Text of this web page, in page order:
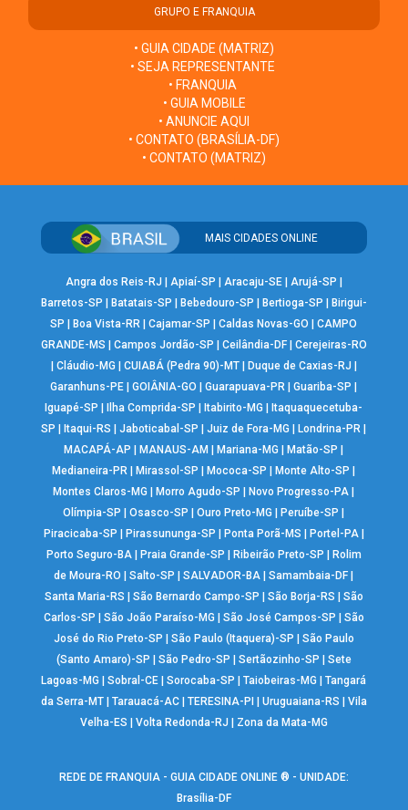
GRUPO E FRANQUIA
• GUIA CIDADE (MATRIZ)
• SEJA REPRESENTANTE
• FRANQUIA
• GUIA MOBILE
• ANUNCIE AQUI
• CONTATO (BRASÍLIA-DF)
• CONTATO (MATRIZ)
MAIS CIDADES ONLINE
Angra dos Reis-RJ Apiaí-SP Aracaju-SE| Arujá-SP
Barretos-SP
Batatais-SP Bebedouro-SP Bertioga-SP
Birigui-
SP
Boa Vista-RR |Cajamar-SP |Caldas Novas-GO |CAMPO
GRANDE-MS
Campos Jordão-SP Ceilândia-DF| Cerejeiras-RO
Cláudio-MG CUIABÁ (Pedra 90)-MT| Duque de Caxias-RJ
Garanhuns-PE |GOIÂNIA-GO |Guarapuava-PR |Guariba-SP
Iguapé-SP
Ilha Comprida-SP Itabirito-MG
Itaquaquecetuba-
SP
Itaqui-RS |Jaboticabal-SP |Juiz de Fora-MG Londrina-PR
MACAPÁ-AP
MANAUS-AM Mariana-MG Matão-SP
Medianeira-PR
Mirassol-SP Mococa-SP Monte Alto-SP
Montes Claros-MG
Morro Agudo-SP Novo Progresso-PA
Olímpia-SP
|Osasco-SP |Ouro Preto-MG Peruíbe-SP
Piracicaba-SP
Pirassununga-SP Ponta Porã-MS Portel-PA|
Porto Seguro-BA| Praia Grande-SP Ribeirão Preto-SP
Rolim
de Moura-RO
|Salto-SP |SALVADOR-BA |Samambaia-DF
Santa Maria-RS
São Bernardo Campo-SP São Borja-RS
São
Carlos-SP
São João Paraíso-MG São José Campos-SP
São
José do Rio Preto-SP
São Paulo (Itaquera)-SP
São Paulo
(Santo Amaro)-SP
São Pedro-SP Sertãozinho-SP
Sete
Lagoas-MG
|Sobral-CE |Sorocaba-SP |Taiobeiras-MG |Tangará
da Serra-MT| Tarauacá-AC| TERESINA-PI Uruguaiana-RS
Vila
Velha-ES
Volta Redonda-RJ Zona da Mata-MG
REDE DE FRANQUIA - GUIA CIDADE ONLINE ® - UNIDADE:
Brasília-DF